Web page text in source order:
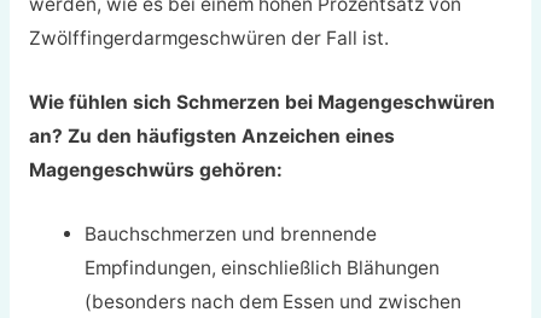
werden, wie es bei einem hohen Prozentsatz von
Zwölffingerdarmgeschwüren der Fall ist.
Wie fühlen sich Schmerzen bei Magengeschwüren
an? Zu den häufigsten Anzeichen eines
Magengeschwürs gehören:
Bauchschmerzen und brennende
Empfindungen, einschließlich Blähungen
(besonders nach dem Essen und zwischen